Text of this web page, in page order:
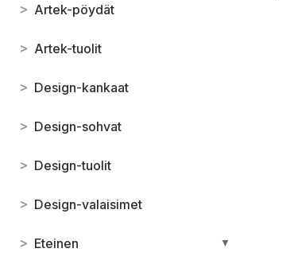
> Artek-pöydät
> Artek-tuolit
> Design-kankaat
> Design-sohvat
> Design-tuolit
> Design-valaisimet
> Eteinen ▼